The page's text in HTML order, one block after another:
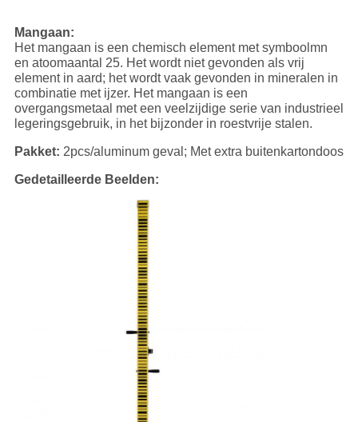
Mangaan:
Het mangaan is een chemisch element met symboolmn
en atoomaantal 25. Het wordt niet gevonden als vrij
element in aard; het wordt vaak gevonden in mineralen in
combinatie met ijzer. Het mangaan is een
overgangsmetaal met een veelzijdige serie van industrieel
legeringsgebruik, in het bijzonder in roestvrije stalen.
Pakket: 2pcs/aluminum geval; Met extra buitenkartondoos
Gedetailleerde Beelden: